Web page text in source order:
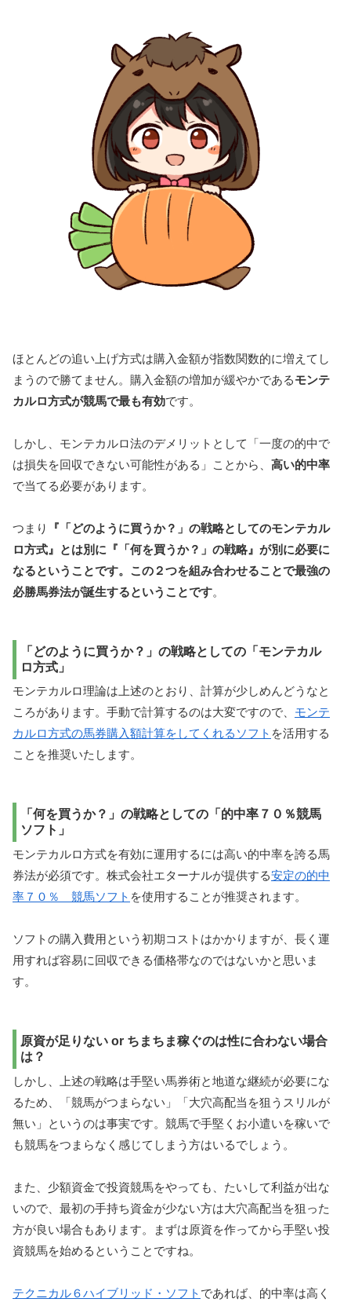
ほとんどの追い上げ方式は購入金額が指数関数的に増えてし
まうので勝てません。購入金額の増加が緩やかであるモンテ
カルロ方式が競馬で最も有効です。
しかし、モンテカルロ法のデメリットとして「一度の的中で
は損失を回収できない可能性がある」ことから、 高い的中率
で当てる必要があります。
つまり
『「どのように買うか？」の戦略としてのモンテカル
ロ方式』とは別に『「何を買うか？」の戦略』が別に必要に
なるということです。この２つを組み合わせることで最強の
必勝馬券法が誕生するということです。
「どのように買うか？」の戦略としての「モンテカル
ロ方式」
モンテカルロ理論は上述のとおり、計算が少しめんどうなと
ころがあります。手動で計算するのは大変ですので、 モンテ
カルロ方式の馬券購入額計算をしてくれるソフト を活用する
ことを推奨いたします。
「何を買うか？」の戦略としての「的中率７０％競馬
ソフト」
モンテカルロ方式を有効に運用するには高い的中率を誇る馬
券法が必須です。株式会社エターナルが提供する安定の的中
率７０％ 競馬ソフト を使用することが推奨されます。
ソフトの購入費用という初期コストはかかりますが、長く運
用すれば容易に回収できる価格帯なのではないかと思いま
す。
原資が足りない or ちまちま稼ぐのは性に合わない場合
は？
しかし、上述の戦略は手堅い馬券術と地道な継続が必要にな
るため、「競馬がつまらない」「大穴高配当を狙うスリルが
無い」というのは事実です。競馬で手堅くお小遣いを稼いで
も競馬をつまらなく感じてしまう方はいるでしょう。
また、少額資金で投資競馬をやっても、たいして利益が出な
いので、最初の手持ち資金が少ない方は大穴高配当を狙った
方が良い場合もあります。まずは原資を作ってから手堅い投
資競馬を始めるということですね。
テクニカル６ハイブリッド・ソフト であれば、的中率は高く